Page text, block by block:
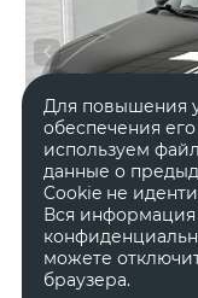
Для повышения
обеспечения
используем
данные о
Cookie не
Вся информация
можете
браузера.